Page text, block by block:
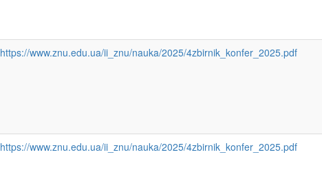
https://www.znu.edu.ua/ii_znu/nauka/2025/4zbirnik_konfer_2025.pdf
https://www.znu.edu.ua/ii_znu/nauka/2025/4zbirnik_konfer_2025.pdf